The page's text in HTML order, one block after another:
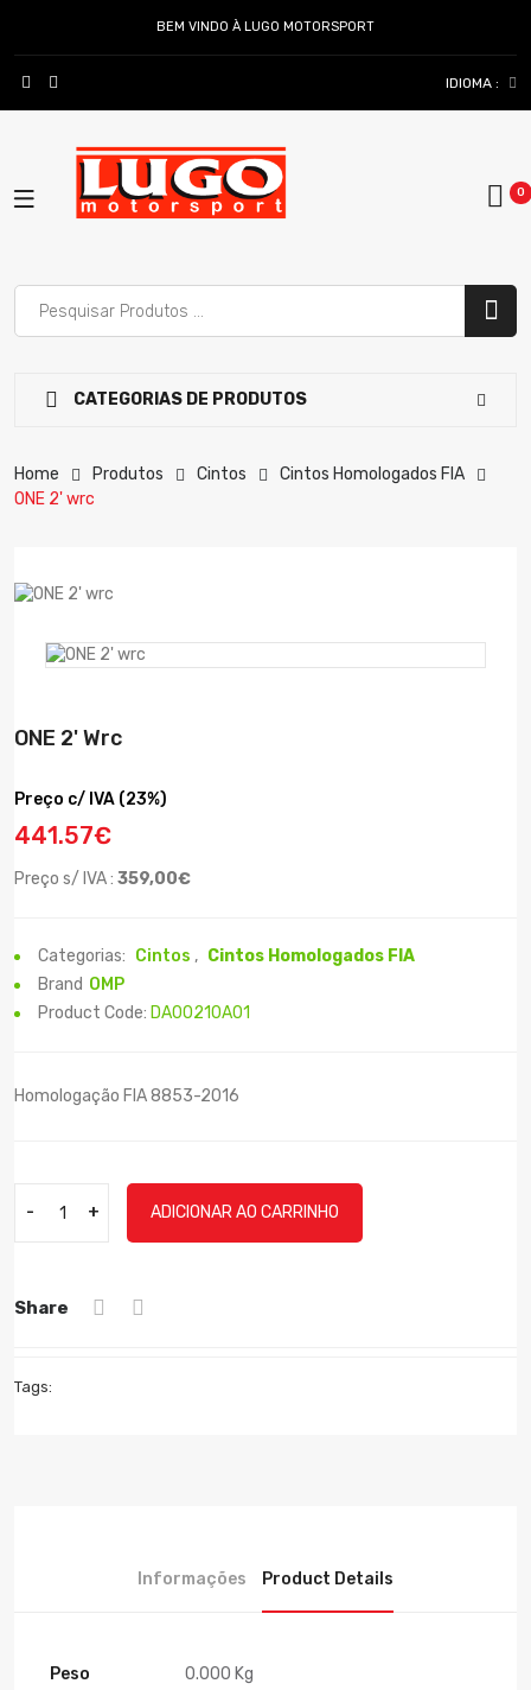
BEM VINDO À LUGO MOTORSPORT
IDIOMA :
CATEGORIAS DE PRODUTOS
Home Produtos Cintos
Cintos Homologados FIA
ONE 2' wrc
ONE 2' Wrc
Preço c/ IVA (23%)
441.57€
Preço s/ IVA : 359,00€
Categorias: Cintos , Cintos Homologados FIA
Brand OMP
Product Code: DA00210A01
Homologação FIA 8853-2016
- + ADICIONAR AO CARRINHO
Share
Tags:
Informações Product Details
Peso 0.000 Kg